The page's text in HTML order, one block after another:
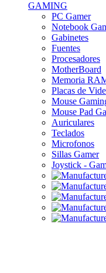
GAMING
PC Gamer
Notebook
Gabinetes
Fuentes
Procesadores
MotherBoard
Memoria
Placas de
Mouse
Mouse Pad
Auriculares
Teclados
Microfonos
Sillas Gamer
Joystick -